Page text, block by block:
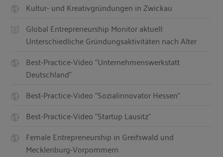
Kultur- und Kreativgründungen in Zwickau
Global Entrepreneurship Monitor aktuell:
Unterschiedliche Gründungsaktivitäten nach Alter
Best-Practice-Video "Unternehmenswerkstatt
Deutschland"
Best-Practice-Video "Sozialinnovator Hessen"
Best-Practice-Video "Startup Lausitz"
Female Entrepreneurship in Greifswald und
Mecklenburg-Vorpommern